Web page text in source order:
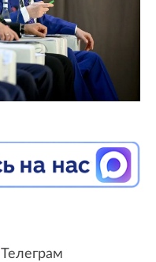
Телеграм